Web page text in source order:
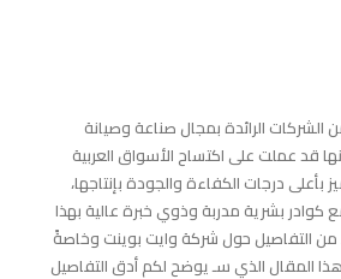
الرائدة بمجال صناعة وصيانة
أنها قد عملت على اكتساح الأسواق العربية
بأعلى درجات الكفاءة والجودة بإنتاجها،
بشرية مدربة وذوي خبرة عالية بهذا
من التفاصيل حول شركة وايت بوينت وخاصةً
هذا المقال الذي سـ يوضح لكم أدق التفاصيل